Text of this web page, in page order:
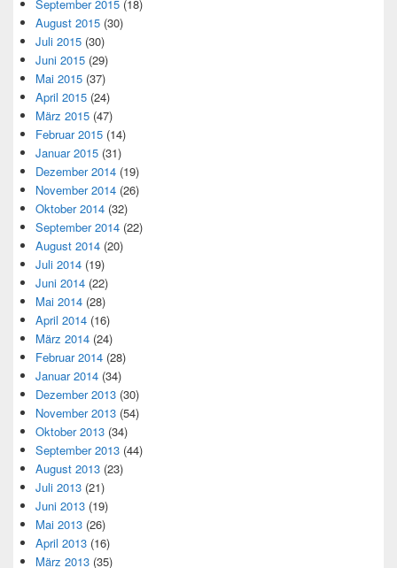
September 2015 (18)
August 2015 (30)
Juli 2015 (30)
Juni 2015 (29)
Mai 2015 (37)
April 2015 (24)
März 2015 (47)
Februar 2015 (14)
Januar 2015 (31)
Dezember 2014 (19)
November 2014 (26)
Oktober 2014 (32)
September 2014 (22)
August 2014 (20)
Juli 2014 (19)
Juni 2014 (22)
Mai 2014 (28)
April 2014 (16)
März 2014 (24)
Februar 2014 (28)
Januar 2014 (34)
Dezember 2013 (30)
November 2013 (54)
Oktober 2013 (34)
September 2013 (44)
August 2013 (23)
Juli 2013 (21)
Juni 2013 (19)
Mai 2013 (26)
April 2013 (16)
März 2013 (35)